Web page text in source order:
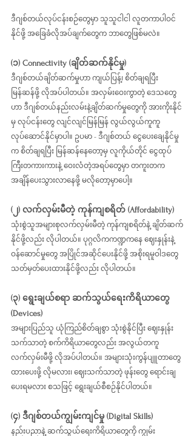
ဒီဂျစ်တယ်လုပ်ငန်းစဉ်တွေမှာ သူသူငါငါ လူတကာပါဝင်
နိုင်ဖို့ အခြေခံလိုအပ်ချက်တွေက ဘာတွေဖြစ်မလဲ။
(၁) Connectivity (ချိတ်ဆက်နိုင်မှု)
ဒီဂျစ်တယ်ချိတ်ဆက်မှုဟာ ကျယ်ပြန့်၊ စိတ်ချရပြီး
မြန်ဆန်ဖို့ လိုအပ်ပါတယ်။ အလှမ်းဝေးကွာတဲ့ ဒေသတွေ
ဟာ ဒီဂျစ်တယ်နည်းလမ်းနဲ့ချိတ်ဆက်မှုတွေကို အားကိုးနိုင်
မှ လုပ်ငန်းတွေ လျင်လျင်မြန်မြန် လွယ်လွယ်ကူကူ
လုပ်ဆောင်နိုင်မှာပါ။ ဥပမာ - ဒီဂျစ်တယ် ငွေပေးချေနိုင်မှု
က စိတ်ချရပြီး မြန်ဆန်နေတော့မှ လူကိုယ်တိုင် ငွေထုပ်
ကြီးတကားကားနဲ့ ဝေးလံတဲ့အရပ်တွေမှာ တကူးတက
အချိန်ပေးသွားလာနေဖို့ မလိုတော့မှာပေါ့။
(၂) လက်လှမ်းမီတဲ့ ကုန်ကျစရိတ် (Affordability)
သုံးစွဲသူအများစုလက်လှမ်းမီတဲ့ ကုန်ကျစရိတ်နဲ့ ချိတ်ဆက်
နိုင်ဖို့လည်း လိုပါတယ်။ ပုဂ္ဂလိကကဏ္ဍကနေ ဈေးနှုန်းနဲ့
ဝန်ဆောင်မှုတွေ အပြိုင်အဆိုင်ပေးနိုင်ဖို့ အစိုးရမူဝါဒတွေ
သတ်မှတ်ပေးထားနိုင်ဖို့လည်း လိုပါတယ်။
(၃) ရွေးချယ်စရာ ဆက်သွယ်ရေးကိရိယာတွေ
(Devices)
အများပြည်သူ ယုံကြည်စိတ်ချစွာ သုံးစွဲနိုင်ပြီး ဈေးနှုန်း
သက်သာတဲ့ စက်ကိရိယာတွေလည်း အလွယ်တကူ
လက်လှမ်းမီဖို့ လိုအပ်ပါတယ်။ အများသုံးကွန်ပျူတာတွေ
ထားပေးဖို့ လိုမလား၊ ဈေးသက်သာတဲ့ ဖုန်းတွေ ရောင်းချ
ပေးရမလား စသဖြင့် ရွေးချယ်စီစဉ်နိုင်ပါတယ်။
(၄) ဒီဂျစ်တယ်ကျွမ်းကျင်မှု (Digital Skills)
နည်းပညာနဲ့ ဆက်သွယ်ရေးကိရိယာတွေကို ကျွမ်း